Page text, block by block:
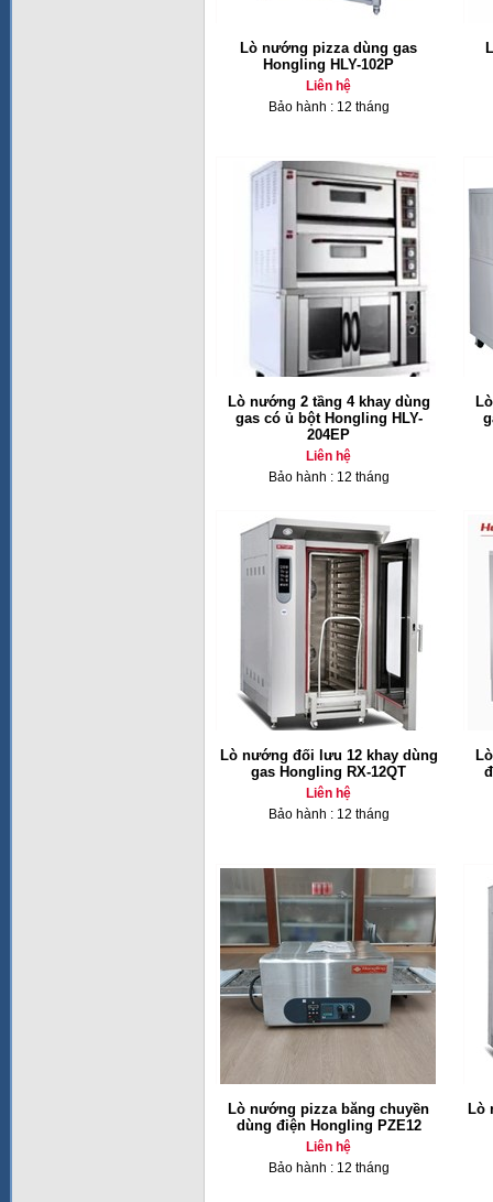
Lò nướng pizza dùng gas
Hongling HLY-102P
Liên hệ
Bảo hành : 12 tháng
Lò nướng 2 tầng 4 khay dùng
gas có ủ bột Hongling HLY-
204EP
Liên hệ
Bảo hành : 12 tháng
Lò nướng đối lưu 12 khay dùng
gas Hongling RX-12QT
Liên hệ
Bảo hành : 12 tháng
Lò nướng pizza băng chuyền
dùng điện Hongling PZE12
Liên hệ
Bảo hành : 12 tháng
Lò